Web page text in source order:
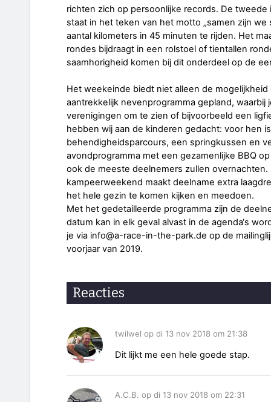
richten zich op persoonlijke records. De
staat in het teken van het motto „samen zijn
aantal kilometers in 45 minuten te rijden. Het
rondes bijdraagt in een rolstoel of tientallen
saamhorigheid komen bij dit onderdeel op de
Het weekeinde biedt niet alleen de
aantrekkelijk nevenprogramma gepland,
verenigingen om te zien of bijvoorbeeld een
hebben wij aan de kinderen gedacht: voor hen
behendigheidsparcours, een springkussen en
avondprogramma met een gezamenlijke BBQ
ook de meeste deelnemers zullen
kampeerweekend maakt deelname extra
het hele gezin te komen kijken en meedoen.
Met het gedetailleerde programma zijn de
datum kan in elk geval alvast in de agenda‘s
je via info@a-race-in-the-park.de op de
voorjaar van 2019.
Reacties
twilwel op di 13 nov 2018 om 21:38
Dit lijkt me een hele goede stap.
A.C.B. op di 13 nov 2018 om 22:31